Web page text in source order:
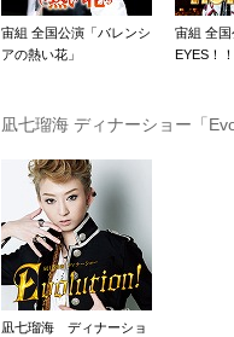
宙組 全国公演「バレンシ
アの熱い花」
宙組 全
EYES！
凪七瑠海 ディナーショー「
凪七瑠海 ディナーショ